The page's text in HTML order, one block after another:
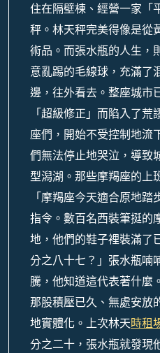
住在隔壁棟、經營一家「
秤。林天秤完美得像是從
術品。而張水瓶的人生，
意亂踢的毛線球，充滿了
邊，往外看去。整座城市
「超級修正」而陷入了
座們，開始不受控制地流
們無法停止地哭泣，導致
型潟湖。那些摩羯座的上
「摩羯座今天適合原地
指令。數百名西裝筆挺的
地，他們的鞋子裡裝滿了
分之八十七？」張水瓶喃
騰，他知道這代表著什麼
那股積壓已久、無處安放
地實體化。上次林天時租
分之二十，張水瓶就發現